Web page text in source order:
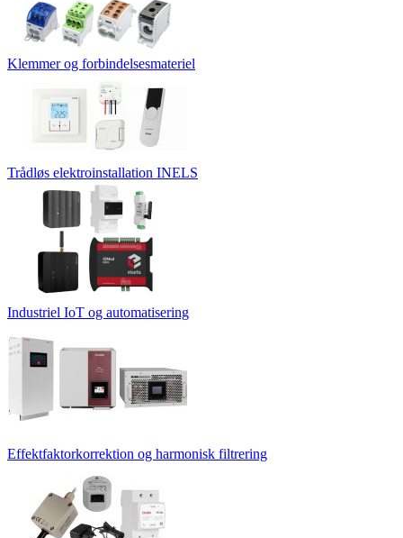
Klemmer og forbindelsesmateriel
Trådløs elektroinstallation INELS
Industriel IoT og automatisering
Effektfaktorkorrektion og harmonisk filtrering